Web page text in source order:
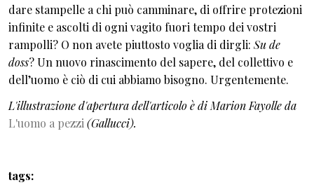
dare stampelle a chi può camminare, di offrire protezioni
infinite e ascolti di ogni vagito fuori tempo dei vostri
rampolli? O non avete piuttosto voglia di dirgli: Su de
doss? Un nuovo rinascimento del sapere, del collettivo e
dell’uomo è ciò di cui abbiamo bisogno. Urgentemente.
L'illustrazione d'apertura dell'articolo è di Marion Fayolle da
L'uomo a pezzi (Gallucci).
tags